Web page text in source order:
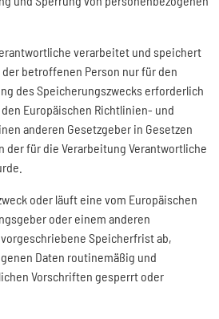
verarbeitet und speichert
betroffenen Person nur für den
des Speicherungszwecks erforderlich
Europäischen Richtlinien- und
anderen Gesetzgeber in Gesetzen
der für die Verarbeitung Verantwortliche
oder läuft eine vom Europäischen
oder einem anderen
Speicherfrist ab,
Daten routinemäßig und
Vorschriften gesperrt oder